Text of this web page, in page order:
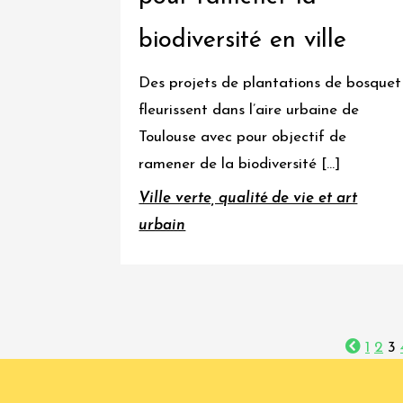
biodiversité en ville
Des projets de plantations de bosquet
fleurissent dans l’aire urbaine de
Toulouse avec pour objectif de
ramener de la biodiversité […]
Ville verte, qualité de vie et art
urbain
1 2 3